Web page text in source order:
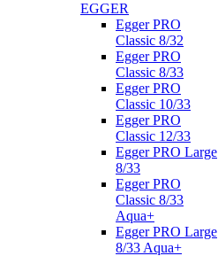
EGGER
Egger PRO
Classic 8/32
Egger PRO
Classic 8/33
Egger PRO
Classic 10/33
Egger PRO
Classic 12/33
Egger PRO Large
8/33
Egger PRO
Classic 8/33
Aqua+
Egger PRO Large
8/33 Aqua+